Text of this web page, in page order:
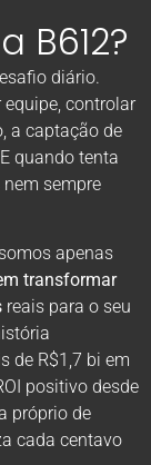
B612?
diário.
equipe, controlar
a captação de
quando tenta
sempre
apenas
transformar
reais para o seu
de R$1,7 bi em
positivo desde
próprio de
cada centavo